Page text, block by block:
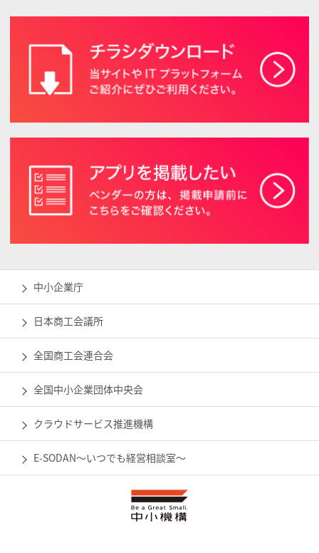
中小企業庁
日本商工会議所
全国商工会連合会
全国中小企業団体中央会
クラウドサービス推進機構
E-SODAN～いつでも経営相談室～